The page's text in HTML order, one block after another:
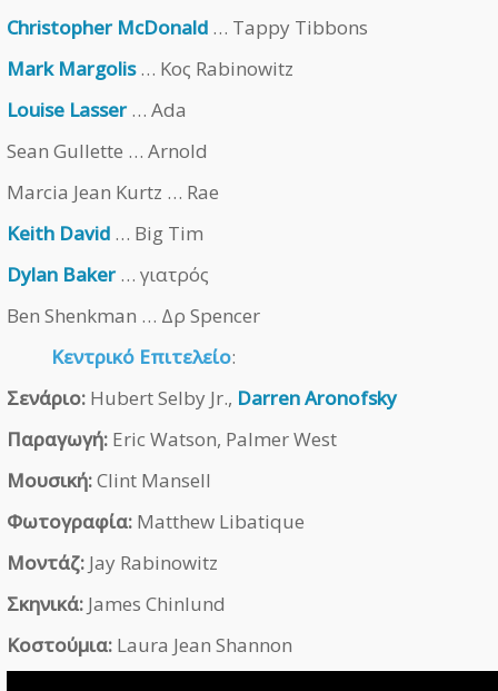
Christopher McDonald … Tappy Tibbons
Mark Margolis… Κος Rabinowitz
Louise Lasser … Ada
Sean Gullette … Arnold
Marcia Jean Kurtz … Rae
Keith David … Big Tim
Dylan Baker … γιατρός
Ben Shenkman … Δρ Spencer
Κεντρικό Επιτελείο:
Σενάριο: Hubert Selby Jr., Darren Aronofsky
Παραγωγή: Eric Watson, Palmer West
Μουσική:Clint Mansell
Φωτογραφία: Matthew Libatique
Μοντάζ: Jay Rabinowitz
Σκηνικά: James Chinlund
Κοστούμια: Laura Jean Shannon